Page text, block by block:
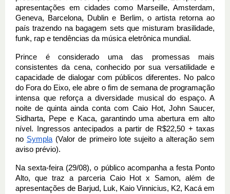
apresentações em cidades como Marseille, Amsterdam,
Geneva, Barcelona, Dublin e Berlim, o artista retorna ao
país trazendo na bagagem sets que misturam brasilidade,
funk, rap e tendências da música eletrônica mundial.
Prince é considerado uma das promessas mais
consistentes da cena, conhecido por sua versatilidade e
capacidade de dialogar com públicos diferentes. No palco
do Fora do Eixo, ele abre o fim de semana de programação
intensa que reforça a diversidade musical do espaço. A
noite de quinta ainda conta com Caio Hot, John Saucer,
Sidharta, Pepe e Kaca, garantindo uma abertura em alto
nível. Ingressos antecipados a partir de R$22,50 + taxas
no Sympla(Valor de primeiro lote sujeito a alteração sem
aviso prévio).
Na sexta-feira (29/08), o público acompanha a festa Ponto
Alto, que traz a parceria Caio Hot x Samon, além de
apresentações de Barjud, Luk, Kaio Vinnicius, K2, Kacá em